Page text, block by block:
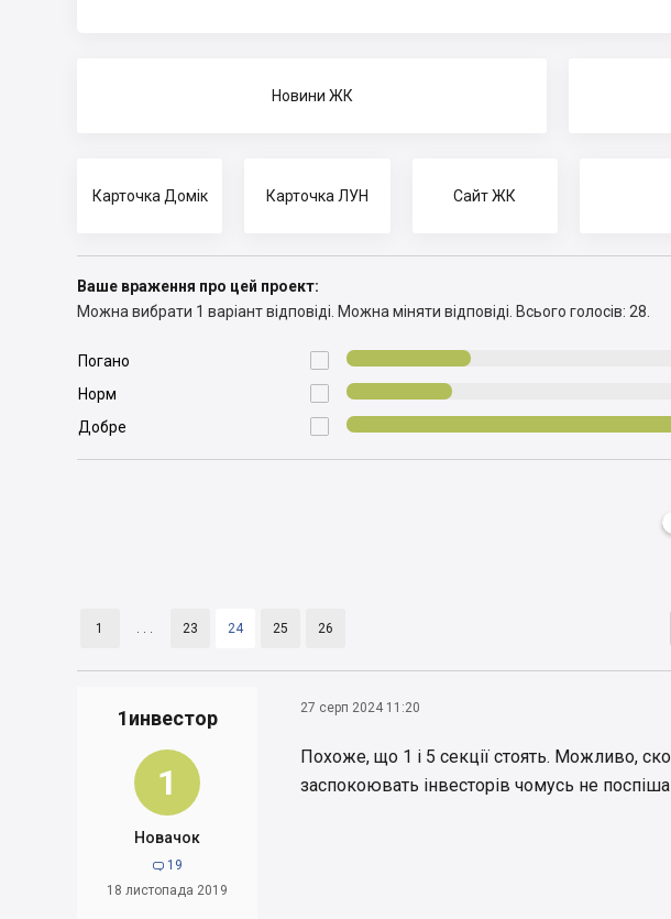
Новини ЖК
Карточка Домік Карточка ЛУН Сайт ЖК
Ваше враження про цей проект:
Можна вибрати 1 варіант відповіді. Можна міняти відповіді. Всього голосів: 28.

Погано

Норм

Добре
1 . . . 23 24 25 26
1инвестор
1
Новачок
 19
18 листопада 2019
27 серп 2024 11:20
Похоже, що 1 і 5 секції стоять. Можливо,
заспокоювать інвесторів чомусь не